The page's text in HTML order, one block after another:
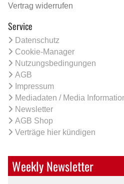
Vertrag widerrufen
Service
Datenschutz
Cookie-Manager
Nutzungsbedingungen
AGB
Impressum
Mediadaten / Media
Newsletter
AGB Shop
Verträge hier kündigen
Weekly Newsletter